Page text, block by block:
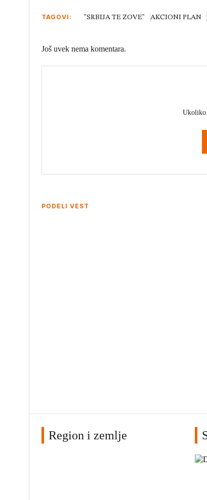
TAGOVI: "SRBIJA TE ZOVE" AKCIONI PLAN
Još uvek nema komentara.
Ukoliko
PODELI VEST
Region i zemlje